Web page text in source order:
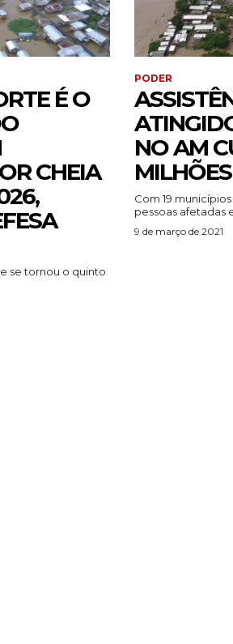
É O
CHEIA
se tornou o quinto
PODER
NO AM
MILHÕES
Com 19
pessoas afetadas
9 de março de 2021